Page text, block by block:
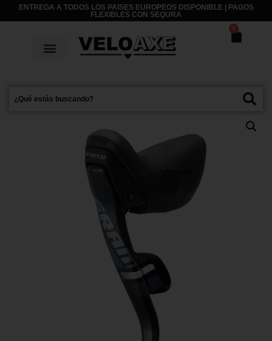
ENTREGA A TODOS LOS PAISES EUROPEOS DISPONIBLE | PAGOS
FLEXIBLES CON SEQURA
0